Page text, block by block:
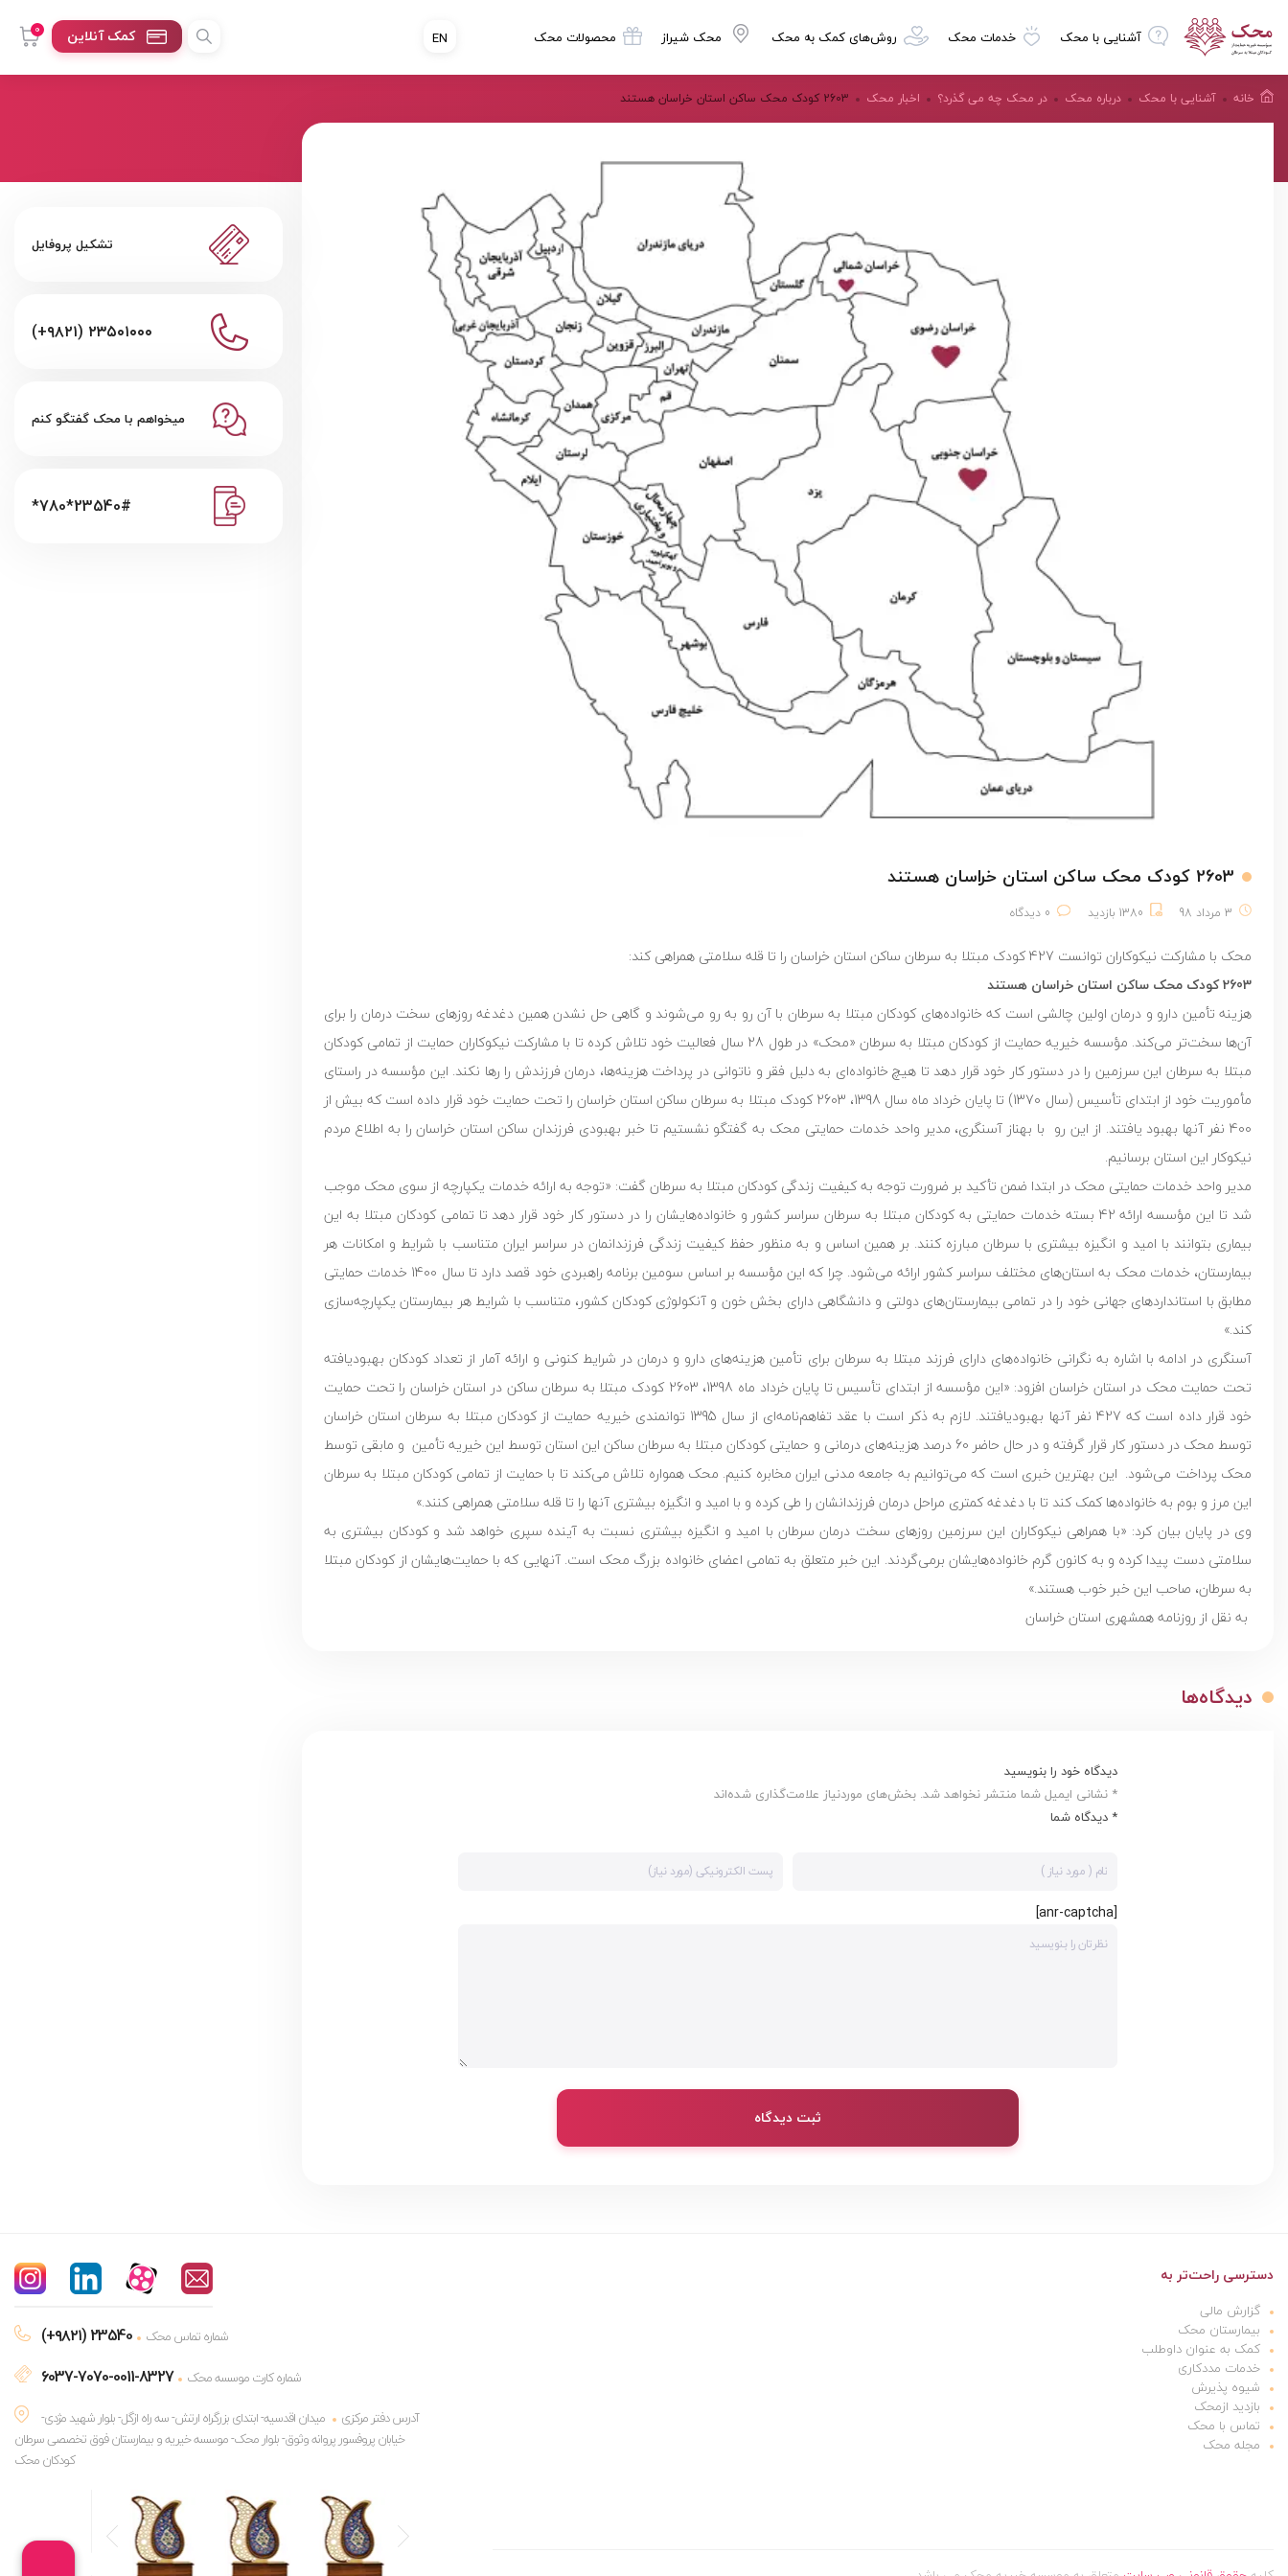
آشنایی با محک خدمات محک روش‌های کمک به محک محک شیراز محصولات محک 0 کمک آنلاین EN
خانه آشنایی با محک درباره محک در محک چه می گذرد؟ اخبار محک 2603 کودک محک ساکن استان خراسان هستند
2603 کودک محک ساکن استان خراسان هستند
3 مرداد 98 1380 بازدید 0 دیدگاه
محک با مشارکت نیکوکاران توانست 427 کودک مبتلا به سرطان ساکن استان خراسان را تا قله سلامتی همراهی کند:
2603 کودک محک ساکن استان خراسان هستند
هزینه تأمین دارو و درمان اولین چالشی است که خانواده‌های کودکان مبتلا به سرطان با آن رو به رو می‌شوند و گاهی حل نشدن همین دغدغه روزهای سخت درمان را برای
آن‌ها سخت‌تر می‌کند. مؤسسه خیریه حمایت از کودکان مبتلا به سرطان «محک» در طول 28 سال فعالیت خود تلاش کرده تا با مشارکت نیکوکاران حمایت از تمامی کودکان
مبتلا به سرطان این سرزمین را در دستور کار خود قرار دهد تا هیچ خانواده‌ای به دلیل فقر و ناتوانی در پرداخت هزینه‌ها، درمان فرزندش را رها نکند. این مؤسسه در راستای
مأموریت خود از ابتدای تأسیس (سال 1370) تا پایان خرداد ماه سال 1398، 2603 کودک مبتلا به سرطان ساکن استان خراسان را تحت حمایت خود قرار داده است که بیش از
400 نفر آنها بهبود یافتند. از این رو با بهناز آسنگری، مدیر واحد خدمات حمایتی محک به گفتگو نشستیم تا خبر بهبودی فرزندان ساکن استان خراسان‌ را به اطلاع مردم
نیکوکار این استان برسانیم.
مدیر واحد خدمات حمایتی محک در ابتدا ضمن تأکید بر ضرورت توجه به کیفیت زندگی کودکان مبتلا به سرطان گفت: «توجه به ارائه خدمات یکپارچه از سوی محک موجب
شد تا این مؤسسه ارائه 42 بسته خدمات حمایتی به کودکان مبتلا به سرطان سراسر کشور و خانواده‌هایشان را در دستور کار خود قرار دهد تا تمامی کودکان مبتلا به این
بیماری بتوانند با امید و انگیزه بیشتری با سرطان مبارزه کنند. بر همین اساس و به منظور حفظ کیفیت زندگی فرزندانمان در سراسر ایران متناسب با شرایط و امکانات هر
بیمارستان، خدمات محک به استان‌های مختلف سراسر کشور ارائه می‌شود. چرا که این مؤسسه بر اساس سومین برنامه راهبردی خود قصد دارد تا سال 1400 خدمات حمایتی
مطابق با استانداردهای جهانی خود را در تمامی بیمارستان‌های دولتی و دانشگاهی دارای بخش خون و آنکولوژی کودکان کشور، متناسب با شرایط هر بیمارستان یکپارچه‌سازی
کند.»
آسنگری در ادامه با اشاره به نگرانی خانواده‌های دارای فرزند مبتلا به سرطان برای تأمین هزینه‌های دارو و درمان در شرایط کنونی و ارائه آمار از تعداد کودکان بهبود‌یافته
تحت حمایت محک در استان خراسان افزود: «این مؤسسه از ابتدای تأسیس تا پایان خرداد ماه 1398، 2603 کودک مبتلا به سرطان ساکن در استان خراسان را تحت حمایت
خود قرار داده است که 427 نفر آنها بهبودیافتند. لازم به ذکر است با عقد تفاهم‌‌نامه‌ای از سال 1395 توانمندی خیریه حمایت از کودکان مبتلا به سرطان استان خراسان
توسط محک در دستور کار قرار گرفته و در حال حاضر 60 درصد هزینه‌های درمانی و حمایتی کودکان مبتلا به سرطان ساکن این استان توسط این خیریه تأمین و مابقی توسط
محک پرداخت می‌شود. این بهترین خبری است که می‌توانیم به جامعه مدنی ایران مخابره کنیم. محک همواره تلاش می‌کند تا با حمایت از تمامی کودکان مبتلا به سرطان
این مرز و بوم به خانواده‌ها کمک کند تا با دغدغه کمتری مراحل درمان فرزندانشان را طی کرده و با امید و انگیزه بیشتری آنها را تا قله سلامتی همراهی کنند.»
وی در پایان بیان کرد: «با همراهی نیکوکاران این سرزمین روزهای سخت درمان سرطان با امید و انگیزه بیشتری نسبت به آینده سپری خواهد شد و کودکان بیشتری به
سلامتی دست پیدا کرده و به کانون گرم خانواده‌هایشان برمی‌گردند. این خبر متعلق به تمامی اعضای خانواده بزرگ محک است. آنهایی که با حمایت‌هایشان از کودکان مبتلا
به سرطان، صاحب این خبر خوب هستند.»
به نقل از روزنامه همشهری استان خراسان
دیدگاه‌ها
دیدگاه خود را بنویسید
* نشانی ایمیل شما منتشر نخواهد شد. بخش‌های موردنیاز علامت‌گذاری شده‌اند
* دیدگاه شما
[anr-captcha]
ثبت دیدگاه
تشکیل پروفایل
(+۹۸۲۱) ۲۳۵۰۱۰۰۰
میخواهم با محک گفتگو کنم
*780*23540#
دسترسی راحت‌تر به
گزارش مالی
بیمارستان محک
کمک به عنوان داوطلب
خدمات مددکاری
شیوه پذیرش
بازدید ازمحک
تماس با محک
مجله محک
(+۹۸۲۱) 23540 شماره تماس محک
6037-7070-0011-8327
شماره کارت موسسه محک
آدرس دفتر مرکزی
میدان اقدسیه- ابتدای بزرگراه ارتش- سه راه ازگل- بلوار شهید مژدی-
خیابان پروفسور پروانه وثوق- بلوار محک- موسسه خیریه و بیمارستان فوق تخصصی سرطان
کودکان محک